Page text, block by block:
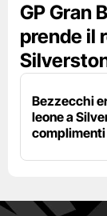
GP Gran
prende il
Bezzecchi
leone a